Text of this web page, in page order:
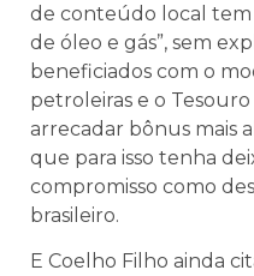
de conteúdo local tem
de óleo e gás”, sem
beneficiados com o
petroleiras e o
arrecadar bônus mais
que para isso tenha
compromisso como
brasileiro.
E Coelho Filho ainda